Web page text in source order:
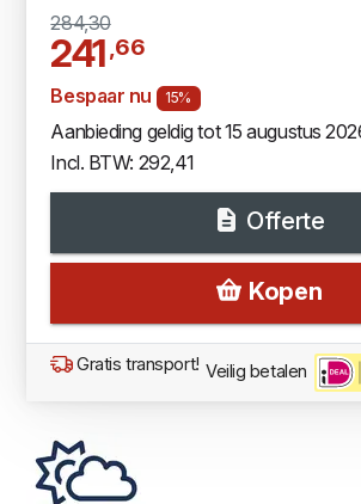
284,30
241,66
Bespaar nu 15%
Aanbieding geldig tot 15 augustus
Incl. BTW: 292,41
Offerte
Kopen
Gratis transport! Veilig betalen